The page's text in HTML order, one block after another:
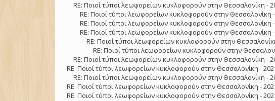
RE: Ποιοί τύποι λεωφορείων κυκλοφορούν στην Θεσσαλονίκη -
RE: Ποιοί τύποι λεωφορείων κυκλοφορούν στην Θεσσαλονίκη
RE: Ποιοί τύποι λεωφορείων κυκλοφορούν στην Θεσσαλονίκη
RE: Ποιοί τύποι λεωφορείων κυκλοφορούν στην Θεσσαλονίκη
RE: Ποιοί τύποι λεωφορείων κυκλοφορούν στην
RE: Ποιοί τύποι λεωφορείων κυκλοφορούν στην
RE: Ποιοί τύποι λεωφορείων κυκλοφορούν στην Θεσσαλονίκη -
RE: Ποιοί τύποι λεωφορείων κυκλοφορούν στην Θεσσαλονίκη -
RE: Ποιοί τύποι λεωφορείων κυκλοφορούν στην Θεσσαλονίκη -
RE: Ποιοί τύποι λεωφορείων κυκλοφορούν στην Θεσσαλονίκη -
RE: Ποιοί τύποι λεωφορείων κυκλοφορούν στην Θεσσαλονίκη -